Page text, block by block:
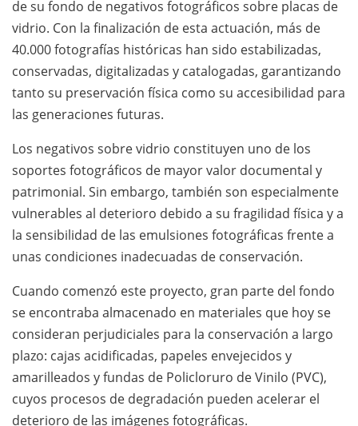
de su fondo de negativos fotográficos sobre placas de
vidrio. Con la finalización de esta actuación, más de
40.000 fotografías históricas han sido estabilizadas,
conservadas, digitalizadas y catalogadas, garantizando
tanto su preservación física como su accesibilidad para
las generaciones futuras.
Los negativos sobre vidrio constituyen uno de los
soportes fotográficos de mayor valor documental y
patrimonial. Sin embargo, también son especialmente
vulnerables al deterioro debido a su fragilidad física y a
la sensibilidad de las emulsiones fotográficas frente a
unas condiciones inadecuadas de conservación.
Cuando comenzó este proyecto, gran parte del fondo
se encontraba almacenado en materiales que hoy se
consideran perjudiciales para la conservación a largo
plazo: cajas acidificadas, papeles envejecidos y
amarilleados y fundas de Policloruro de Vinilo (PVC),
cuyos procesos de degradación pueden acelerar el
deterioro de las imágenes fotográficas.